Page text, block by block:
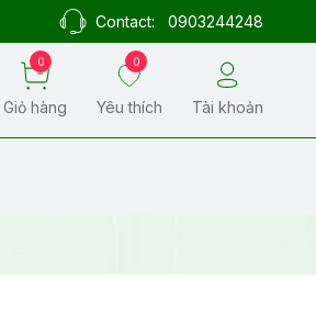
Contact: 0903244248
0
Giỏ hàng
0
Yêu thích Tài khoản